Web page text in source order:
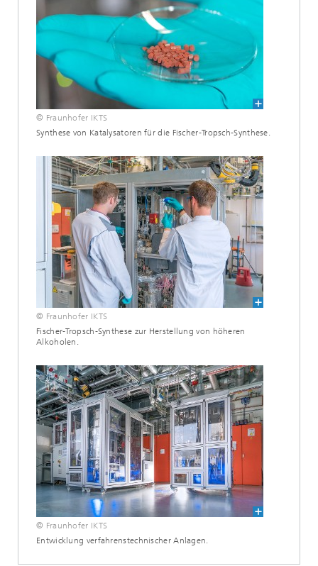
© Fraunhofer IKTS
Synthese von Katalysatoren für die Fischer-Tropsch-Synthese.
© Fraunhofer IKTS
Fischer-Tropsch-Synthese zur Herstellung von höheren
Alkoholen.
© Fraunhofer IKTS
Entwicklung verfahrenstechnischer Anlagen.